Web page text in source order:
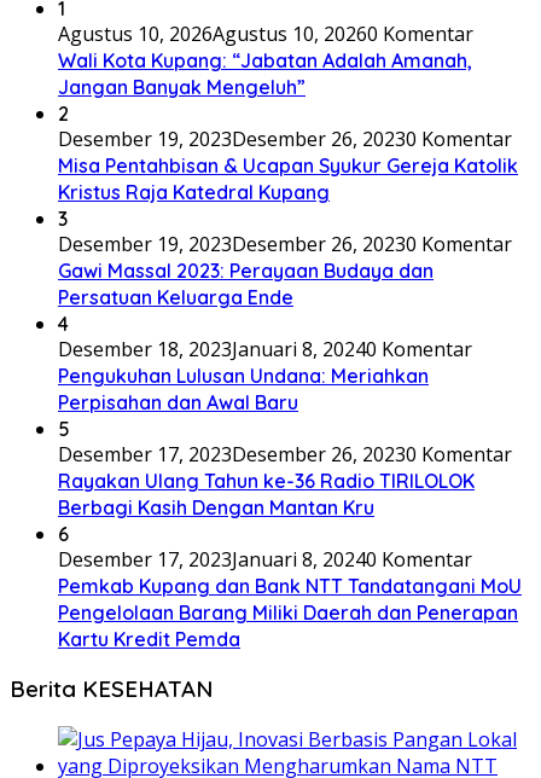
1
Agustus 10, 2026Agustus 10, 20260 Komentar
Wali Kota Kupang: “Jabatan Adalah Amanah,
Jangan Banyak Mengeluh”
2
Desember 19, 2023Desember 26, 20230 Komentar
Misa Pentahbisan & Ucapan Syukur Gereja Katolik
Kristus Raja Katedral Kupang
3
Desember 19, 2023Desember 26, 20230 Komentar
Gawi Massal 2023: Perayaan Budaya dan
Persatuan Keluarga Ende
4
Desember 18, 2023Januari 8, 20240 Komentar
Pengukuhan Lulusan Undana: Meriahkan
Perpisahan dan Awal Baru
5
Desember 17, 2023Desember 26, 20230 Komentar
Rayakan Ulang Tahun ke-36 Radio TIRILOLOK
Berbagi Kasih Dengan Mantan Kru
6
Desember 17, 2023Januari 8, 20240 Komentar
Pemkab Kupang dan Bank NTT Tandatangani MoU
Pengelolaan Barang Miliki Daerah dan Penerapan
Kartu Kredit Pemda
Berita KESEHATAN